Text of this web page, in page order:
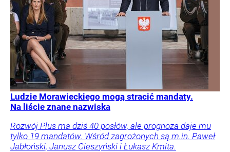
Ludzie Morawieckiego mogą stracić mandaty.
Na liście znane nazwiska
Rozwój Plus ma dziś 40 posłów, ale prognoza daje mu
tylko 19 mandatów. Wśród zagrożonych są m.in. Paweł
Jabłoński, Janusz Cieszyński i Łukasz Kmita.